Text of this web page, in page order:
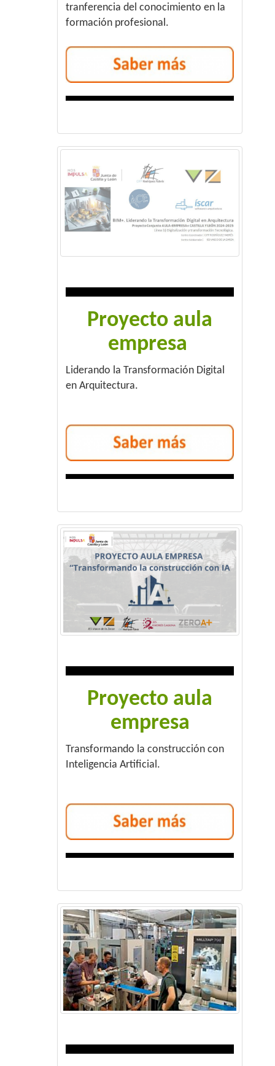
tranferencia del conocimiento en la
formación profesional.
Proyecto aula
empresa
Liderando la Transformación Digital
en Arquitectura.
Proyecto aula
empresa
Transformando la construcción con
Inteligencia Artificial.